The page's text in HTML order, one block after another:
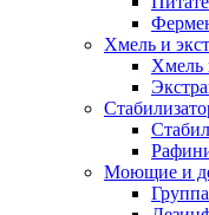
Хмель и
Хмель
Моющие и